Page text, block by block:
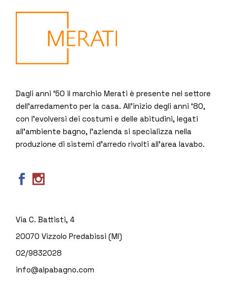
Dagli anni ‘50 il marchio Merati è presente nel settore
dell’arredamento per la casa. All’inizio degli anni ‘80,
con l’evolversi dei costumi e delle abitudini, legati
all’ambiente bagno, l’azienda si specializza nella
produzione di sistemi d’arredo rivolti all’area lavabo.
Via C. Battisti, 4
20070 Vizzolo Predabissi (MI)
02/9832028
info@alpabagno.com